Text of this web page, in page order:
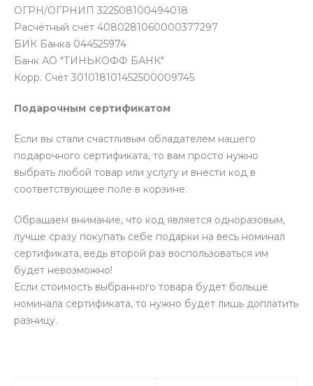
ОГРН/ОГРНИП 322508100494018
Расчётный счёт 4080281060000377297
БИК Банка 044525974
Банк АО "ТИНЬКОФФ БАНК"
Корр. Счёт 301018101452500009745
Подарочным сертификатом
Если вы стали счастливым обладателем нашего
подарочного сертификата, то вам просто нужно
выбрать любой товар или услугу и внести код в
соответствующее поле в корзине.
Обращаем внимание, что код является одноразовым,
лучше сразу покупать себе подарки на весь номинал
сертификата, ведь второй раз воспользоваться им
будет невозможно!
Если стоимость выбранного товара будет больше
номинала сертификата, то нужно будет лишь доплатить
разницу.